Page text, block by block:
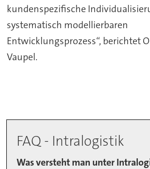
kundenspezifische
systematisch modellierbaren
Entwicklungsprozess“, berichtet
Vaupel.
FAQ - Intralogistik
Was versteht man unter